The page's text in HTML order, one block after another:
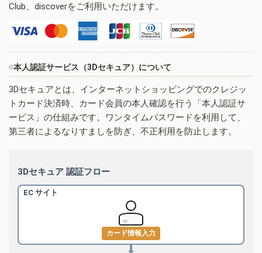
Club、discoverをご利用いただけます。
本人認証サービス（3Dセキュア）について
3Dセキュアとは、インターネットショッピングでのクレジッ
トカード決済時、カード会員の本人確認を行う「本人認証サ
ービス」の仕組みです。ワンタイムパスワードを利用して、
第三者によるなりすましを防ぎ、不正利用を防止します。
3Dセキュア 認証フロー
EC サイト
カード情報入力